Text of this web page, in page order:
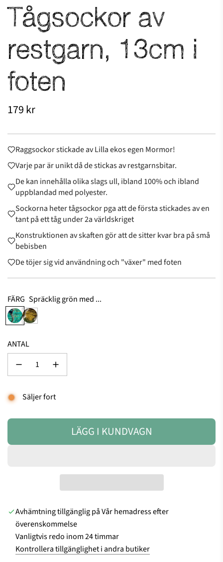
Tågsockor av
restgarn, 13cm i
foten
Ordinarie
179 kr
Raggsockor stickade av Lilla ekos egen Mormor!
Varje par är unikt då de stickas av restgarnsbitar.
De kan innehålla olika slags ull, ibland 100% och ibland
uppblandad med polyester.
Sockorna heter tågsockor pga att de första stickades av en
tant på ett tåg under 2a världskriget
Konstruktionen av skaften gör att de sitter kvar bra på små
bebisben
De töjer sig vid användning och "växer" med foten
FÄRG Spräcklig grön med ...
S
p
r
ä
c
k
i
m
a
r
i
M
o
s
r
n
u
l
o
c
ANTAL
Säljer fort
LÄGG I KUNDVAGN
L
D
D
A
.
.
Avhämtning tillgänglig på Vår hemadress efter
överenskommelse
Vanligtvis redo inom 24 timmar
Kontrollera tillgänglighet i andra butiker